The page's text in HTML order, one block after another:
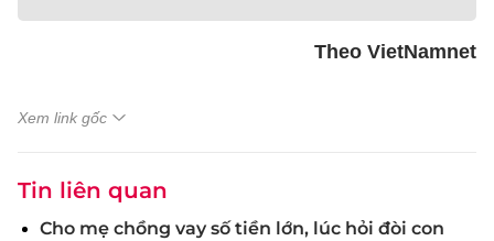
Theo VietNamnet
Xem link gốc
Tin liên quan
Cho mẹ chồng vay số tiền lớn, lúc hỏi đòi con